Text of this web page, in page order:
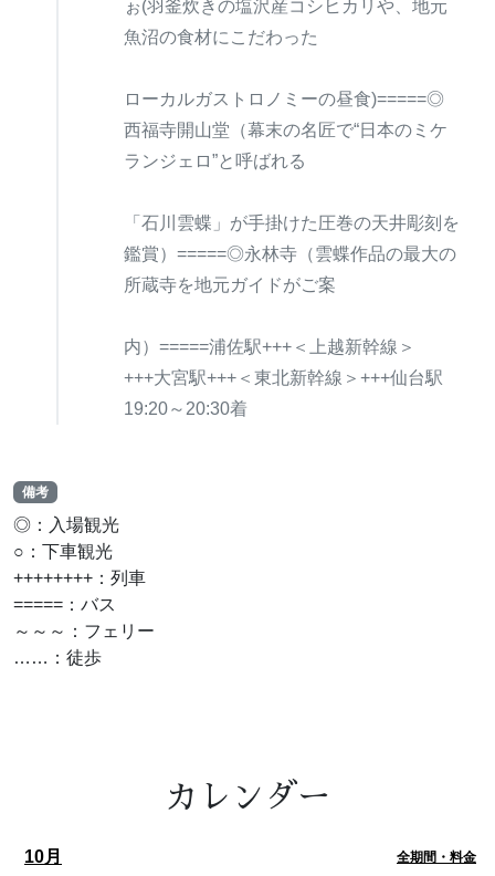
ぉ(羽釜炊きの塩沢産コシヒカリや、地元
魚沼の食材にこだわった
ローカルガストロノミーの昼食)=====◎
西福寺開山堂（幕末の名匠で“日本のミケ
ランジェロ”と呼ばれる
「石川雲蝶」が手掛けた圧巻の天井彫刻を
鑑賞）=====◎永林寺（雲蝶作品の最大の
所蔵寺を地元ガイドがご案
内）=====浦佐駅+++＜上越新幹線＞
+++大宮駅+++＜東北新幹線＞+++仙台駅
19:20～20:30着
備考
◎：入場観光
○：下車観光
++++++++：列車
=====：バス
～～～：フェリー
……：徒歩
カレンダー
10月 全期間・料金